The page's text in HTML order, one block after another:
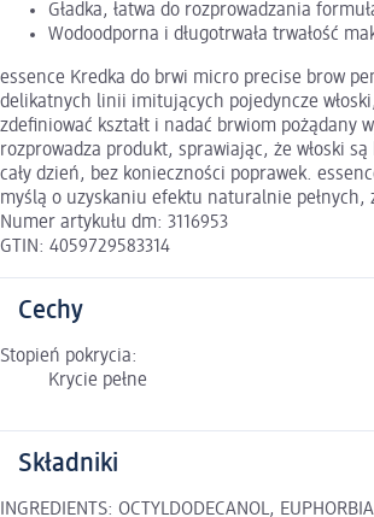
Gładka, łatwa do rozprowadzania
Wodoodporna i długotrwała trwałość
essence Kredka do brwi micro precise brow
delikatnych linii imitujących pojedyncze
zdefiniować kształt i nadać brwiom pożądany
rozprowadza produkt, sprawiając, że włoski
cały dzień, bez konieczności poprawek.
myślą o uzyskaniu efektu naturalnie
Numer artykułu dm: 3116953
GTIN: 4059729583314
Cechy
Stopień pokrycia:
Krycie pełne
Składniki
INGREDIENTS: OCTYLDODECANOL,